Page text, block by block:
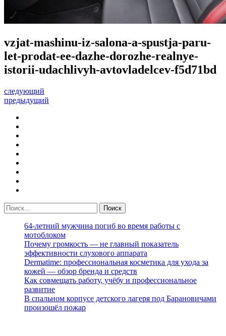
vzjat-mashinu-iz-salona-a-spustja-paru-
let-prodat-ee-dazhe-dorozhe-realnye-
istorii-udachlivyh-avtovladelcev-f5d71bd
следующий
предыдущий
64-летний мужчина погиб во время работы с
мотоблоком
Почему громкость — не главный показатель
эффективности слухового аппарата
Dermatime: профессиональная косметика для ухода за
кожей — обзор бренда и средств
Как совмещать работу, учёбу и профессиональное
развитие
В спальном корпусе детского лагеря под Барановичами
произошёл пожар